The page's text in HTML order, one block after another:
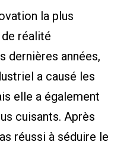
la plus
réalité
dernières années,
a causé les
elle a également
cuisants. Après
réussi à séduire le